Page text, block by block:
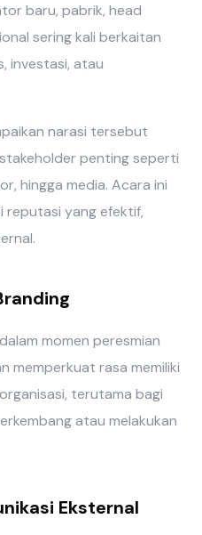
baru, pabrik, head
sering kali berkaitan
investasi, atau
narasi tersebut
penting seperti
hingga media. Acara ini
reputasi yang efektif,
momen peresmian
memperkuat rasa memiliki
terutama bagi
atau melakukan
Eksternal